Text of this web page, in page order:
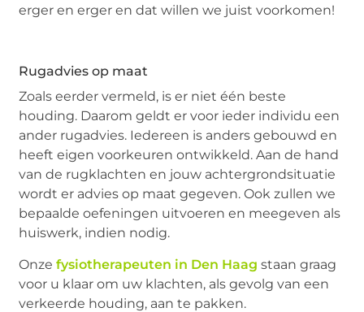
erger en erger en dat willen we juist voorkomen!
Rugadvies op maat
Zoals eerder vermeld, is er niet één beste
houding. Daarom geldt er voor ieder individu een
ander rugadvies. Iedereen is anders gebouwd en
heeft eigen voorkeuren ontwikkeld. Aan de hand
van de rugklachten en jouw achtergrondsituatie
wordt er advies op maat gegeven. Ook zullen we
bepaalde oefeningen uitvoeren en meegeven als
huiswerk, indien nodig.
Onzefysiotherapeuten in Den Haag staan graag
voor u klaar om uw klachten, als gevolg van een
verkeerde houding, aan te pakken.